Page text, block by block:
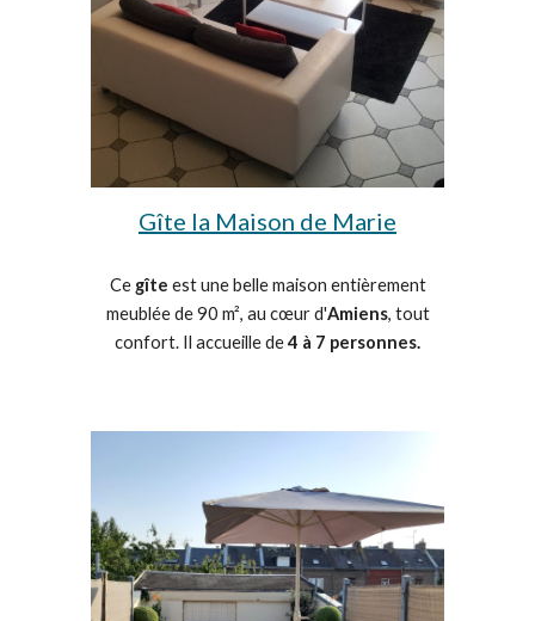
Gîte la Maison de Marie
Ce gîte est une belle maison entièrement
meublée de 90 m², au cœur d'Amiens, tout
confort. Il accueille de4 à 7 personnes.